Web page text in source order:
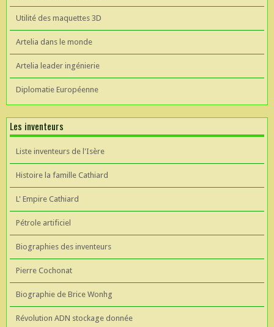
Utilité des maquettes 3D
Artelia dans le monde
Artelia leader ingénierie
Diplomatie Européenne
Les inventeurs
Liste inventeurs de l'Isère
Histoire la famille Cathiard
L' Empire Cathiard
Pétrole artificiel
Biographies des inventeurs
Pierre Cochonat
Biographie de Brice Wonhg
Révolution ADN stockage donnée